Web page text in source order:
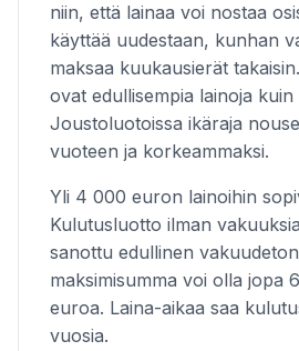
niin, että lainaa voi nostaa
käyttää uudestaan, kunhan
maksaa kuukausierät
ovat edullisempia lainoja kuin
Joustoluotoissa ikäraja
vuoteen ja korkeammaksi.
Yli 4 000 euron lainoihin
Kulutusluotto ilman
sanottu edullinen
maksimisumma voi olla jopa
euroa. Laina-aikaa saa
vuosia.